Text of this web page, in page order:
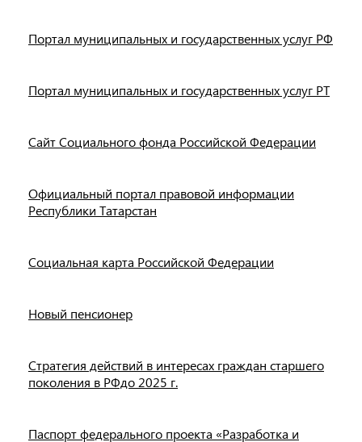
Портал муниципальных и государственных услуг РФ
Портал муниципальных и государственных услуг РТ
Сайт Социального фонда Российской Федерации
Официальный портал правовой информации
Республики Татарстан
Социальная карта Российской Федерации
Новый пенсионер
Стратегия действий в интересах граждан старшего
поколения в РФдо 2025 г.
Паспорт федерального проекта «Разработка и